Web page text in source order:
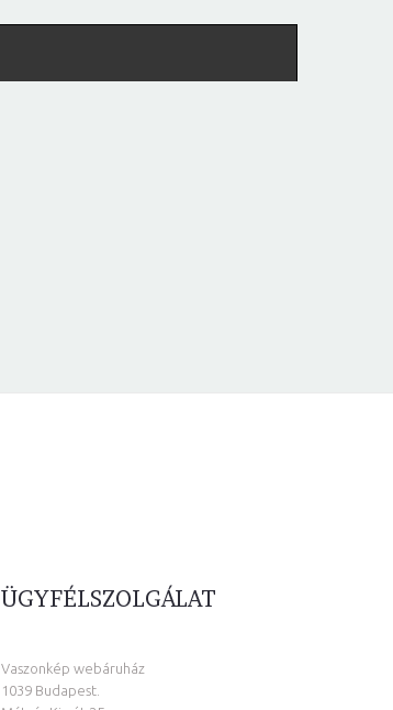
ÜGYFÉLSZOLGÁLAT
Vaszonkép webáruház
1039 Budapest.